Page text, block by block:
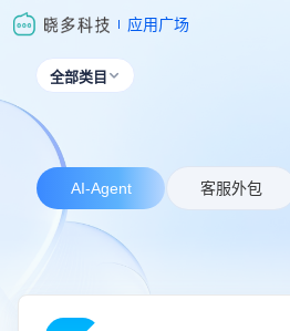
应用广场
全部类目 
AI-Agent 客服外包